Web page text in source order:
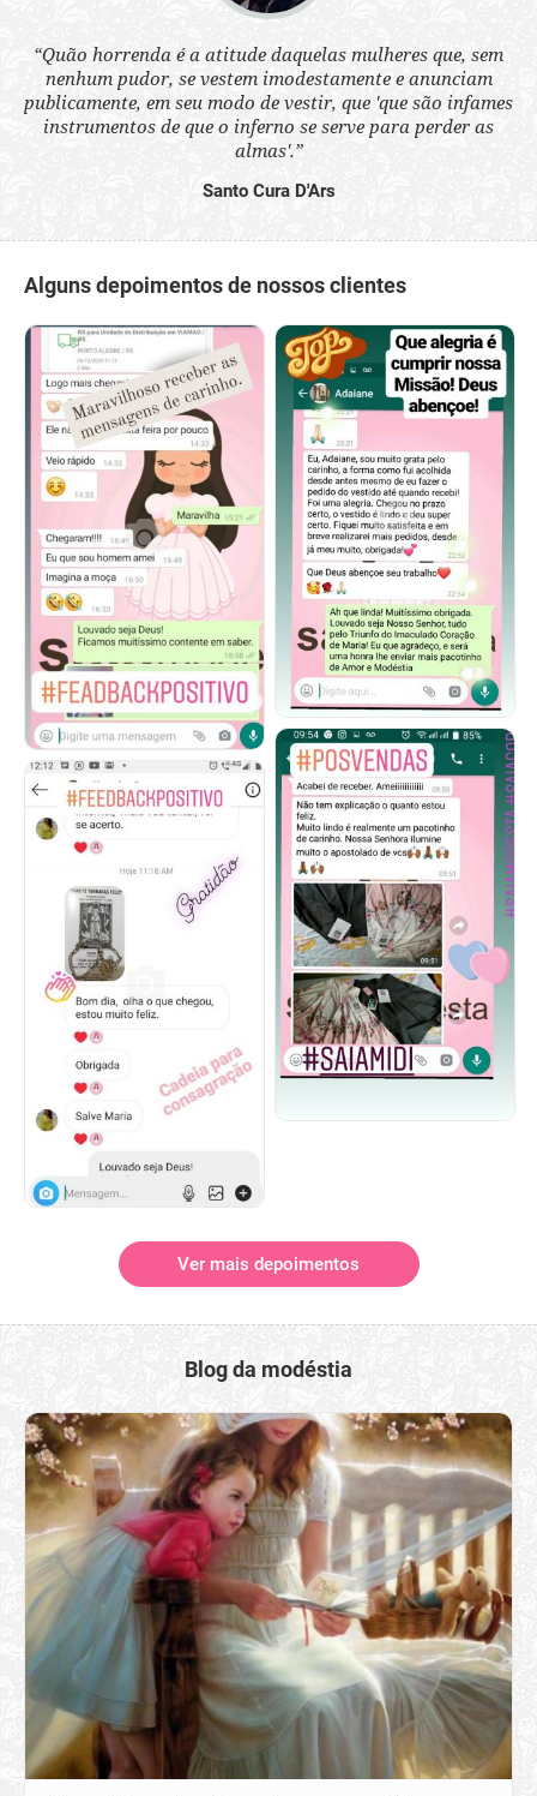
“Quão horrenda é a atitude daquelas mulheres que, sem
nenhum pudor, se vestem imodestamente e anunciam
publicamente, em seu modo de vestir, que 'que são infames
instrumentos de que o inferno se serve para perder as
almas'.”
Santo Cura D'Ars
Alguns depoimentos de nossos clientes
Ver mais depoimentos
Blog da modéstia